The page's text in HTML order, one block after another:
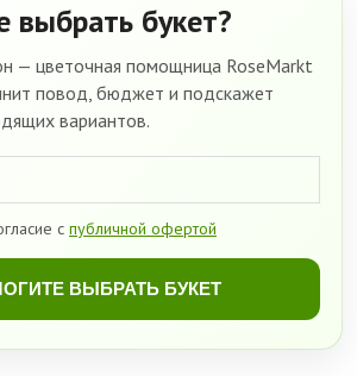
букет?
— цветочная помощница RoseMarkt
повод, бюджет и подскажет
вариантов.
с публичной офертой
ВЫБРАТЬ БУКЕТ